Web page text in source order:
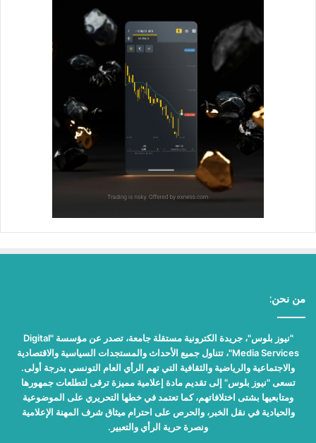
من نحن:
"نيوز بلوس"، جريدة الكترونية مستقلة جامعة، تصدر عن مؤسسة "Digital
Media Services"، تتناول جميع الأحداث والمستجدات السياسية والاقتصادية
والاجتماعية والرياضية والثقافية التي تهم الرأي العام التونسي بدرجة أولى.
تسعى "نيوز بلوس" إلى تقديم مادة إعلامية مميزة ترقى لتطلعات جمهورها
ومتابعيها بشتى اختلافاتهم، كما تعتمد في خطها التحريري على الموضوعية
والحيادية في نقل الخبر، والحرص على احترام ميثاق شرف المهنة الإعلامية
ونصرة حرية الرأي والتعبير.